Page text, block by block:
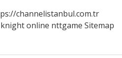
channelistanbul.com.tr
knight online nttgame Sitemap